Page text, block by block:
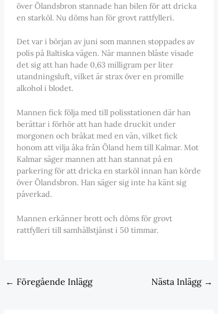
över Ölandsbron stannade han bilen för att dricka
en starköl. Nu döms han för grovt rattfylleri.
Det var i början av juni som mannen stoppades av
polis på Baltiska vägen. När mannen blåste visade
det sig att han hade 0,63 milligram per liter
utandningsluft, vilket är strax över en promille
alkohol i blodet.
Mannen fick följa med till polisstationen där han
berättar i förhör att han hade druckit under
morgonen och bråkat med en vän, vilket fick
honom att vilja åka från Öland hem till Kalmar. Mot
Kalmar säger mannen att han stannat på en
parkering för att dricka en starköl innan han körde
över Ölandsbron. Han säger sig inte ha känt sig
påverkad.
Mannen erkänner brott och döms för grovt
rattfylleri till samhällstjänst i 50 timmar.
← Föregående Inlägg Nästa Inlägg →